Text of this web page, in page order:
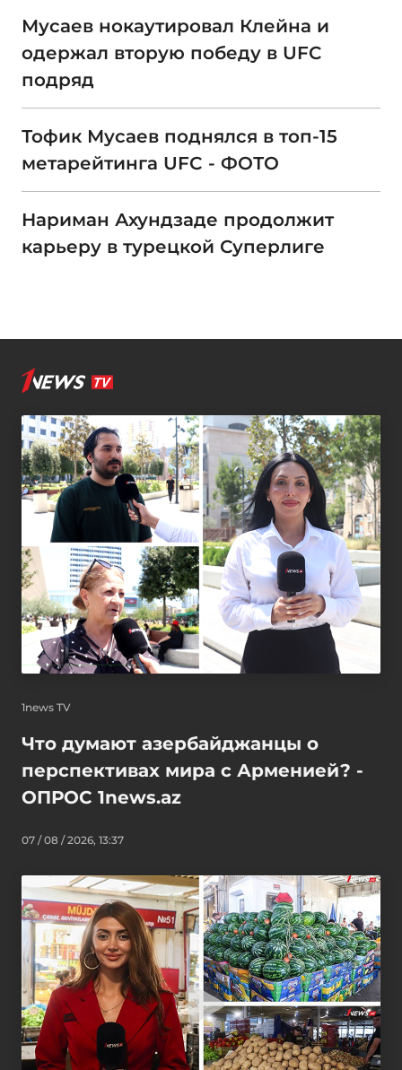
Мусаев нокаутировал Клейна и
одержал вторую победу в UFC
подряд
Тофик Мусаев поднялся в топ-15
метарейтинга UFC - ФОТО
Нариман Ахундзаде продолжит
карьеру в турецкой Суперлиге
1news TV
Что думают азербайджанцы о
перспективах мира с Арменией? -
ОПРОС 1news.az
07 / 08 / 2026, 13:37